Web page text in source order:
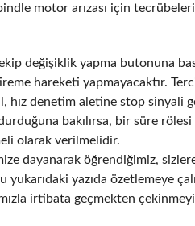
motor arızası için
ekip değişiklik yapma butonuna
hareketi yapmayacaktır.
hız denetim aletine stop sinyali
bakılırsa, bir süre
olarak verilmelidir.
dayanarak öğrendiğimiz, sizlere
yazıda özetlemeye
irtibata geçmekten